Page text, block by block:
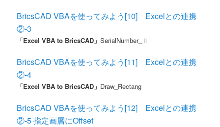
BricsCAD VBAを使ってみよう[10] Excelとの連携
②-3
「Excel VBA to BricsCAD」SerialNumber_Ⅱ
BricsCAD VBAを使ってみよう[11] Excelとの連携
②-4
「Excel VBA to BricsCAD」 Draw_ Rectang
BricsCAD VBAを使ってみよう[12] Excelとの連携
②-5 指定画層にOffset